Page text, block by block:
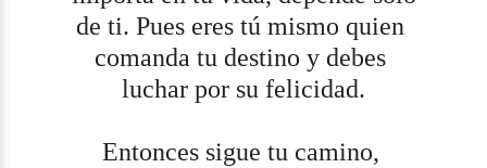
de ti. Pues eres tú mismo quien
comanda tu destino y debes
luchar por su felicidad.
Entonces sigue tu camino,